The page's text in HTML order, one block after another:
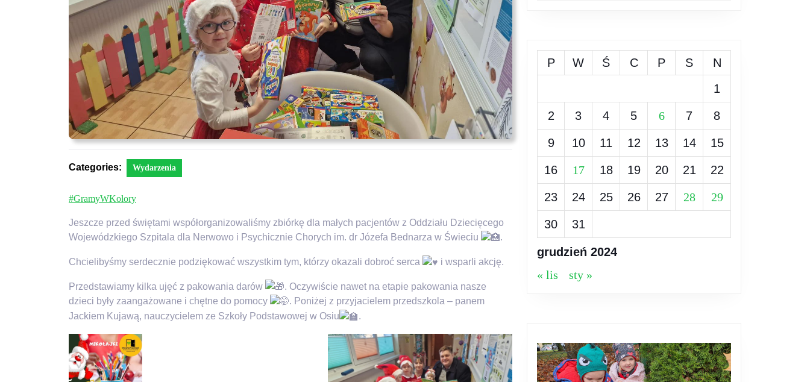
Categories: Wydarzenia
#GramyWKolory
Jeszcze przed świętami współorganizowaliśmy zbiórkę dla małych pacjentów z Oddziału Dziecięcego
Wojewódzkiego Szpitala dla Nerwowo i Psychicznie Chorych im. dr Józefa Bednarza w Świeciu
.
Chcielibyśmy serdecznie podziękować wszystkim tym, którzy okazali dobroć serca i wsparli akcję.
Przedstawiamy kilka ujęć z pakowania darów
. Oczywiście nawet na etapie pakowania nasze
dzieci były zaangażowane i chętne do pomocy
. Poniżej z przyjacielem przedszkola – panem
Jackiem Kujawą, nauczycielem ze Szkoły Podstawowej w Osiu
.
grudzień 2024
P W Ś C P S
N
1
2 3 4 5 6 7 8
9 10 11 12 13 14 15
16 17 18 19 20 21 22
23 24 25 26 27 28 29
30 31
« lis sty »